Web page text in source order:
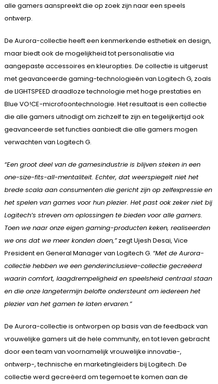
alle gamers aanspreekt die op zoek zijn naar een speels
ontwerp.
De Aurora-collectie heeft een kenmerkende esthetiek en design,
maar biedt ook de mogelijkheid tot personalisatie via
aangepaste accessoires en kleuropties. De collectie is uitgerust
met geavanceerde gaming-technologieën van Logitech G, zoals
de LIGHTSPEED draadloze technologie met hoge prestaties en
Blue VO!CE-microfoontechnologie. Het resultaat is een collectie
die alle gamers uitnodigt om zichzelf te zijn en tegelijkertijd ook
geavanceerde set functies aanbiedt die alle gamers mogen
verwachten van Logitech G.
“Een groot deel van de gamesindustrie is blijven steken in een
one-size-fits-all-mentaliteit. Echter, dat weerspiegelt niet het
brede scala aan consumenten die gericht zijn op zelfexpressie en
het spelen van games voor hun plezier. Het past ook zeker niet bij
Logitech’s streven om oplossingen te bieden voor alle gamers.
Toen we naar onze eigen gaming-producten keken, realiseerden
we ons dat we meer konden doen,”zegt Ujesh Desai, Vice
President en General Manager van Logitech G. “Met de Aurora-
collectie hebben we een genderinclusieve-collectie gecreëerd
waarin comfort, laagdrempeligheid en speelsheid centraal staan
en die onze langetermijn belofte ondersteunt om iedereen het
plezier van het gamen te laten ervaren.”
De Aurora-collectie is ontworpen op basis van de feedback van
vrouwelijke gamers uit de hele community, en tot leven gebracht
door een team van voornamelijk vrouwelijke innovatie-,
ontwerp-, technische en marketingleiders bij Logitech. De
collectie werd gecreëerd om tegemoet te komen aan de